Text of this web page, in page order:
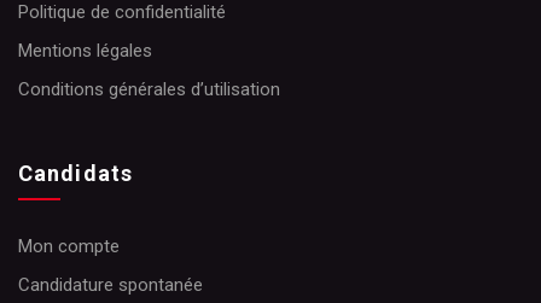
Politique de confidentialité
Mentions légales
Conditions générales d’utilisation
Candidats
Mon compte
Candidature spontanée